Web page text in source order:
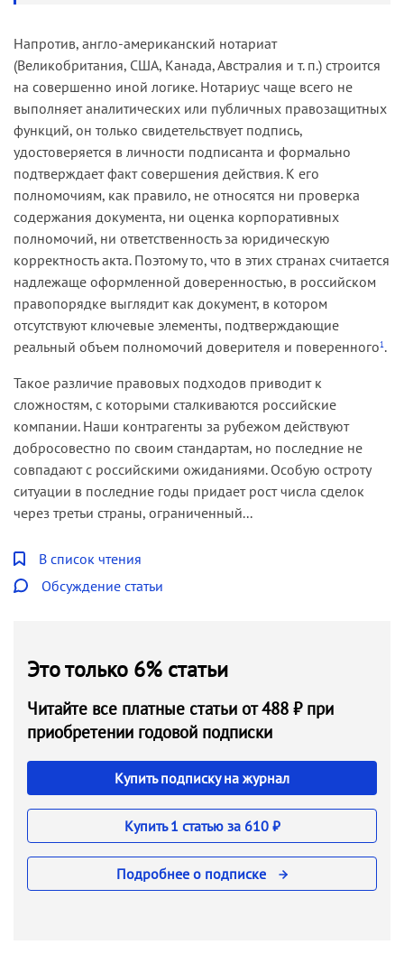
Напротив, англо-американский нотариат
(Великобритания, США, Канада, Австралия и т. п.) строится
на совершенно иной логике. Нотариус чаще всего не
выполняет аналитических или публичных правозащитных
функций, он только свидетельствует подпись,
удостоверяется в личности подписанта и формально
подтверждает факт совершения действия. К его
полномочиям, как правило, не относятся ни проверка
содержания документа, ни оценка корпоративных
полномочий, ни ответственность за юридическую
корректность акта. Поэтому то, что в этих странах считается
надлежаще оформленной доверенностью, в российском
правопорядке выглядит как документ, в котором
отсутствуют ключевые элементы, подтверждающие
реальный объем полномочий доверителя и поверенного1 .
Такое различие правовых подходов приводит к
сложностям, с которыми сталкиваются российские
компании. Наши контрагенты за рубежом действуют
добросовестно по своим стандартам, но последние не
совпадают с российскими ожиданиями. Особую остроту
ситуации в последние годы придает рост числа сделок
через третьи страны, ограниченный...
В список чтения
Обсуждение статьи
Это только 6% статьи
Читайте все платные статьи от 488 ₽ при
приобретении годовой подписки
Купить подписку на журнал
Купить 1 статью за 610 ₽
Подробнее о подписке